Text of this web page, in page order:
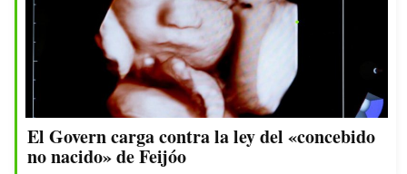
El Govern carga contra la ley del «concebido
no nacido» de Feijóo